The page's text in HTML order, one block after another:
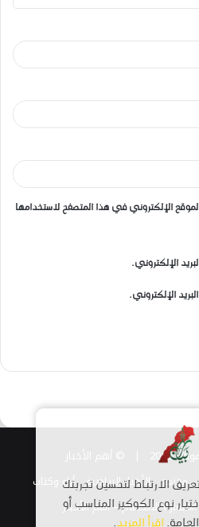
الإلكتروني في هذا المتصفح لاستخدامها
الإلكتروني.
الإلكتروني.
2026 |
مجتمع الأخبار الرياضية أراء وكتاب
استمارة الانضمام – أهم الأخبار
الارتباط لتحسين تجربتك
نوع الكوكيز المناسب أو
اقرأ المزيد.